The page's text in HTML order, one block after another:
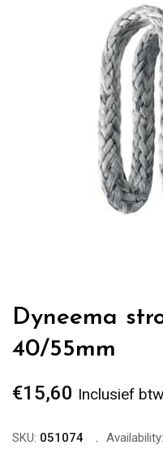
Dyneema
40/55mm
€15,60 Inclusief btw
SKU: 051074 Availability: